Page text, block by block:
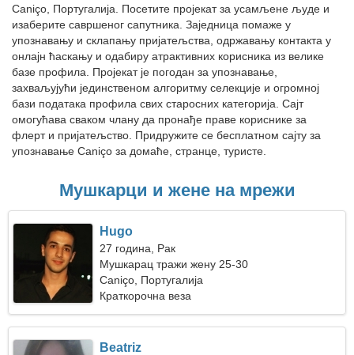
Caniço, Португалија. Посетите пројекат за усамљене људе и
изаберите савршеног сапутника. Заједница помаже у
упознавању и склапању пријатељства, одржавању контакта у
онлајн ћаскању и одабиру атрактивних корисника из велике
базе профила. Пројекат је погодан за упознавање,
захваљујући јединственом алгоритму селекције и огромној
бази података профила свих старосних категорија. Сајт
омогућава сваком члану да пронађе праве кориснике за
флерт и пријатељство. Придружите се бесплатном сајту за
упознавање Caniço за домаће, странце, туристе.
Мушкарци и жене на мрежи
Hugo
27 година, Рак
Мушкарац тражи жену 25-30
Caniço, Португалија
Краткорочна веза
Beatriz